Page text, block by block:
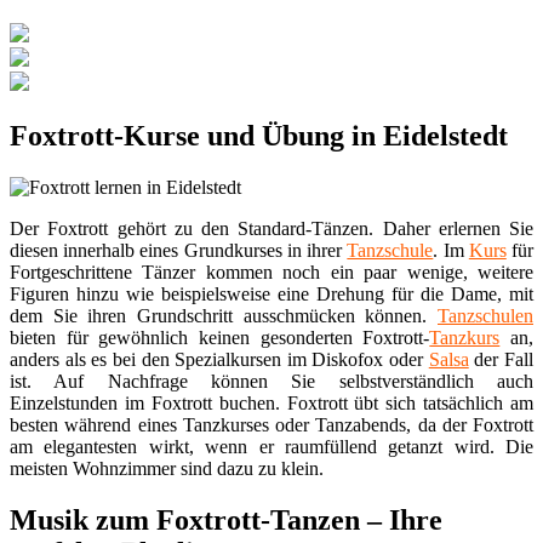
Foxtrott-Kurse und Übung in Eidelstedt
Der Foxtrott gehört zu den Standard-Tänzen. Daher erlernen Sie
diesen innerhalb eines Grundkurses in ihrerTanzschule. Im Kursfür
Fortgeschrittene Tänzer kommen noch ein paar wenige, weitere
Figuren hinzu wie beispielsweise eine Drehung für die Dame, mit
dem Sie ihren Grundschritt ausschmücken können. Tanzschulen
bieten für gewöhnlich keinen gesonderten Foxtrott-Tanzkurs an,
anders als es bei den Spezialkursen im Diskofox oder Salsa der Fall
ist. Auf Nachfrage können Sie selbstverständlich auch
Einzelstunden im Foxtrott buchen. Foxtrott übt sich tatsächlich am
besten während eines Tanzkurses oder Tanzabends, da der Foxtrott
am elegantesten wirkt, wenn er raumfüllend getanzt wird. Die
meisten Wohnzimmer sind dazu zu klein.
Musik zum Foxtrott-Tanzen – Ihre